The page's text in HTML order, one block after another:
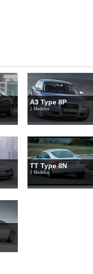
A3 Type 8P
2 Modelos
TT Type 8N
2 Modelos